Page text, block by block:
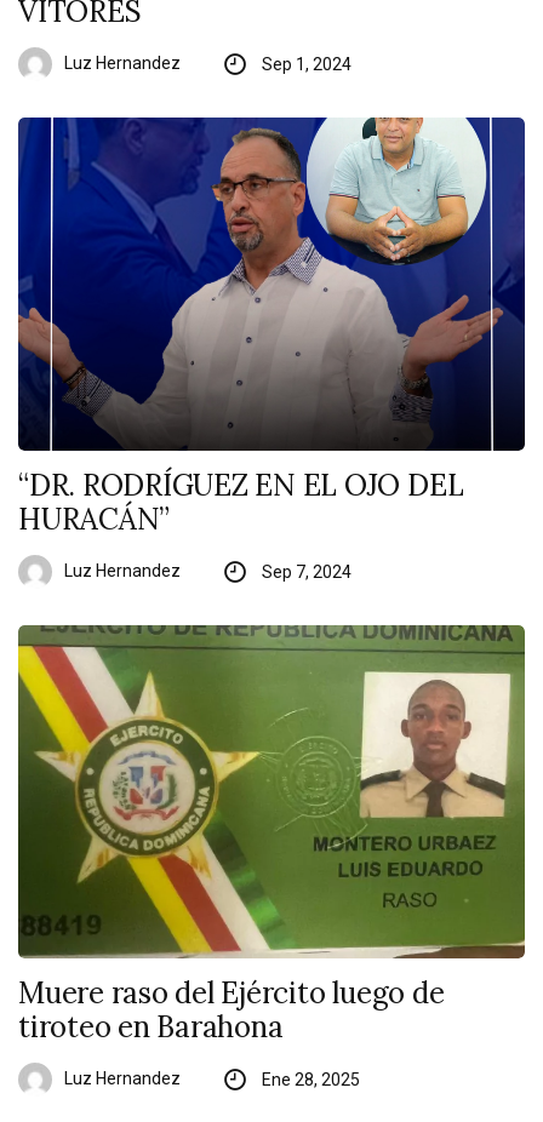
VÍTORES
Luz Hernandez Sep 1, 2024
“DR. RODRÍGUEZ EN EL OJO DEL
HURACÁN”
Luz Hernandez Sep 7, 2024
Muere raso del Ejército luego de
tiroteo en Barahona
Luz Hernandez Ene 28, 2025